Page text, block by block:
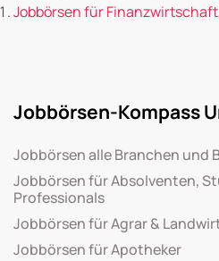
Jobbörsen für
Jobbörsen-Kompass
Jobbörsen alle Branchen und
Jobbörsen für Absolventen,
Professionals
Jobbörsen für Agrar &
Jobbörsen für Apotheker